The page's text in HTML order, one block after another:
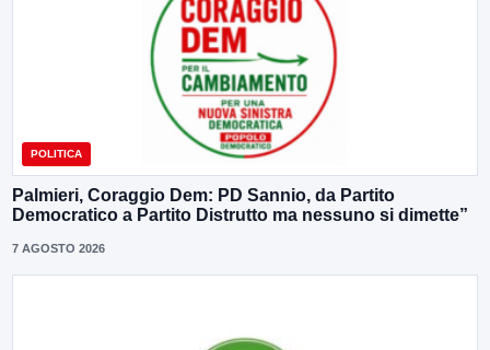
POLITICA
Palmieri, Coraggio Dem: PD Sannio, da Partito
Democratico a Partito Distrutto ma nessuno si dimette”
7 AGOSTO 2026